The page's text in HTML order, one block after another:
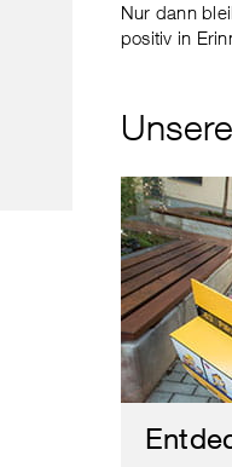
Nur dann
positiv in